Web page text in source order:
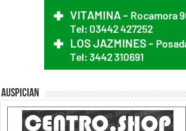
Auspician